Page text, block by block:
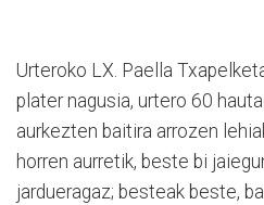
Urteroko LX. Paella
plater nagusia, urtero 60
aurkezten baitira arrozen
horren aurretik, beste bi
jardueragaz; besteak beste,